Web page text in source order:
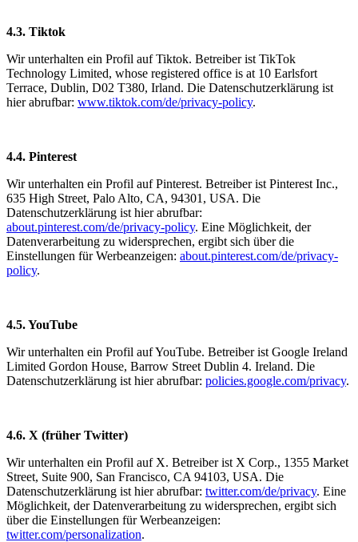
4.3. Tiktok
Wir unterhalten ein Profil auf Tiktok. Betreiber ist TikTok
Technology Limited, whose registered office is at 10 Earlsfort
Terrace, Dublin, D02 T380, Irland. Die Datenschutzerklärung ist
hier abrufbar: www.tiktok.com/de/privacy-policy.
4.4. Pinterest
Wir unterhalten ein Profil auf Pinterest. Betreiber ist Pinterest Inc.,
635 High Street, Palo Alto, CA, 94301, USA. Die
Datenschutzerklärung ist hier abrufbar:
about.pinterest.com/de/privacy-policy. Eine Möglichkeit, der
Datenverarbeitung zu widersprechen, ergibt sich über die
Einstellungen für Werbeanzeigen: about.pinterest.com/de/privacy-
policy.
4.5. YouTube
Wir unterhalten ein Profil auf YouTube. Betreiber ist Google Ireland
Limited Gordon House, Barrow Street Dublin 4. Ireland. Die
Datenschutzerklärung ist hier abrufbar: policies.google.com/privacy.
4.6. X (früher Twitter)
Wir unterhalten ein Profil auf X. Betreiber ist X Corp., 1355 Market
Street, Suite 900, San Francisco, CA 94103, USA. Die
Datenschutzerklärung ist hier abrufbar: twitter.com/de/privacy. Eine
Möglichkeit, der Datenverarbeitung zu widersprechen, ergibt sich
über die Einstellungen für Werbeanzeigen:
twitter.com/personalization.